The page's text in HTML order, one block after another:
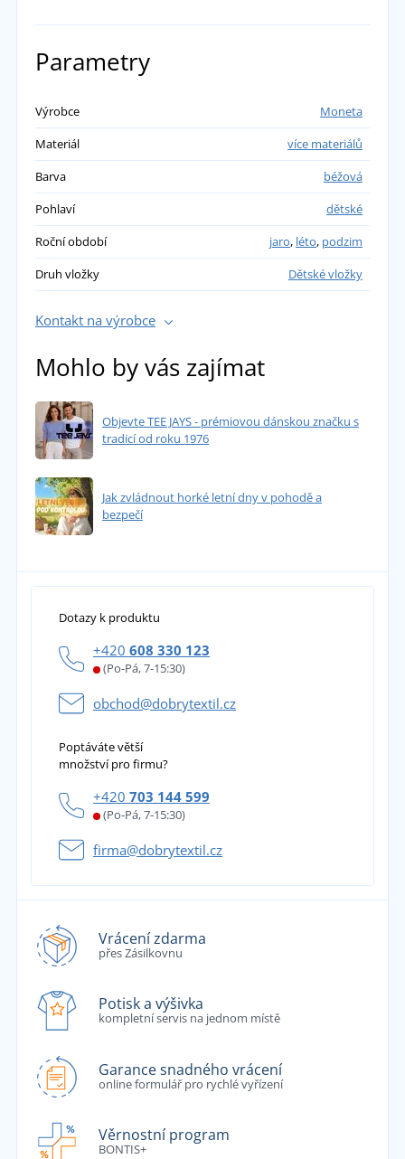
Parametry
Výrobce
Moneta
Materiál
více materiálů
Barva
béžová
Pohlaví
dětské
Roční období
jaro, léto, podzim
Druh vložky
Dětské vložky
Kontakt na výrobce
Mohlo by vás zajímat
Objevte TEE JAYS - prémiovou dánskou značku s
tradicí od roku 1976
Jak zvládnout horké letní dny v pohodě a
bezpečí
Dotazy k produktu
+420 608 330 123
(Po-Pá, 7-15:30)
obchod@dobrytextil.cz
Poptáváte větší
množství pro firmu?
+420 703 144 599
(Po-Pá, 7-15:30)
firma@dobrytextil.cz
Vrácení zdarma
přes Zásilkovnu
Potisk a výšivka
kompletní servis na jednom místě
Garance snadného vrácení
online formulář pro rychlé vyřízení
Věrnostní program
BONTIS+